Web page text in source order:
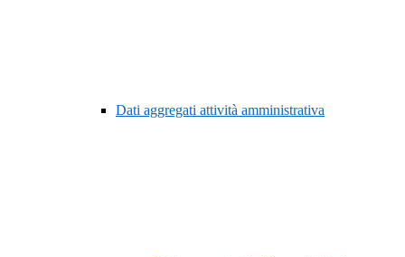
Dati aggregati attività amministrativa